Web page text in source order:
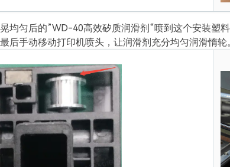
均匀后的”WD-40高效矽质润滑剂“喷到这个安装塑
后手动移动打印机喷头，让润滑剂充分均匀润滑惰轮